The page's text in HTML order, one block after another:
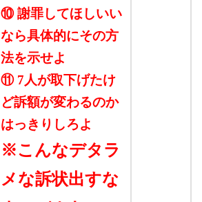
⑩ 謝罪してほしいい
なら具体的にその方
法を示せよ
⑪ 7人が取下げたけ
ど訴額が変わるのか
はっきりしろよ
※こんなデタラ
メな訴状出すな